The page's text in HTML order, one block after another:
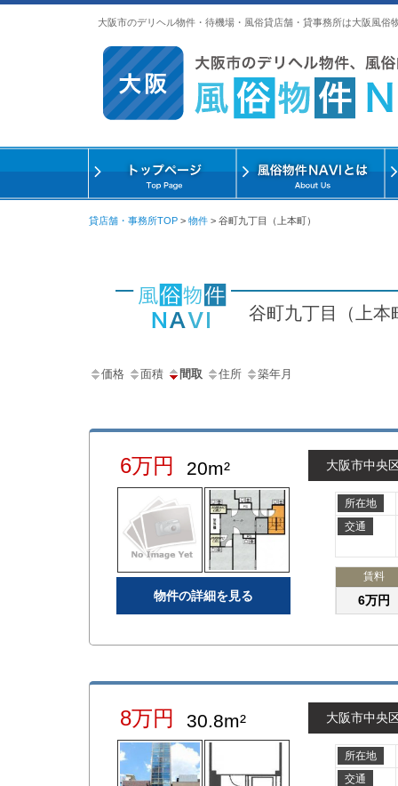
大阪市のデリヘル物件・待機場・風俗貸店舗・貸事務所は大阪風俗
貸店舗・事務所TOP > 物件 > 谷町九丁目（上本町）
谷町九丁目（上本
価格 面積 間取 住所 築年月
6万円 20m²
物件の詳細を見る
大阪市中央
所在地
交通
賃料
6万円
8万円 30.8m² 大阪市中央
所在地
交通